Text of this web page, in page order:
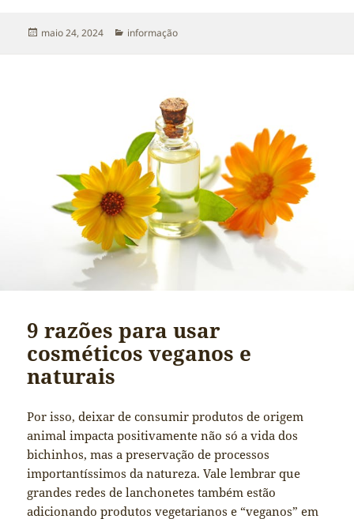
Publicado
maio 24, 2024 Categorias
informação
9 razões para usar
cosméticos veganos e
naturais
Por isso, deixar de consumir produtos de origem
animal impacta positivamente não só a vida dos
bichinhos, mas a preservação de processos
importantíssimos da natureza. Vale lembrar que
grandes redes de lanchonetes também estão
adicionando produtos vegetarianos e “veganos” em